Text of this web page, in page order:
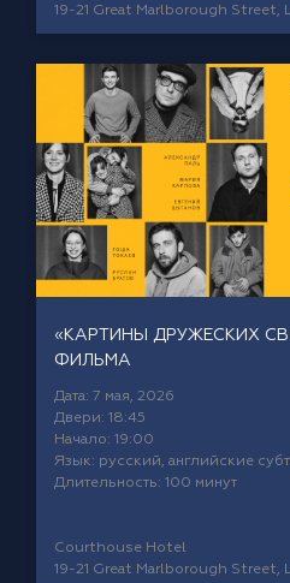
19-21 Great Marlborough Street,
«КАРТИНЫ ДРУЖЕСКИХ
ФИЛЬМА
Дата: 7 мая, 2026
Двери: 18:45
Начало: 19:00
Язык: русский, английские
Длительность: 100 минут
Courthouse Hotel
19-21 Great Marlborough Street,